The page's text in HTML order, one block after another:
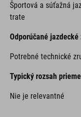
Športová a súťažná
trate
Odporúčané
Potrebné technické
Typický rozsah
Nie je relevantné